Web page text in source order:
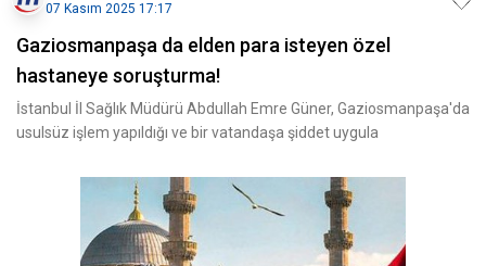
07 Kasım 2025 17:17
Gaziosmanpaşa da elden para isteyen özel
hastaneye soruşturma!
İstanbul İl Sağlık Müdürü Abdullah Emre Güner, Gaziosmanpaşa'da
usulsüz işlem yapıldığı ve bir vatandaşa şiddet uygula